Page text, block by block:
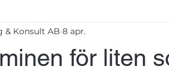
för liten
& Konsult AB 8 apr.